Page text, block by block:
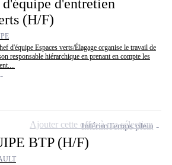
d'entretien
(H/F)
d'équipe Espaces verts/Élagage organise le travail de
responsable hiérarchique en prenant en compte les
BTP (H/F)
IntérimTemps plein
Ajouter cette offre à ma sélection